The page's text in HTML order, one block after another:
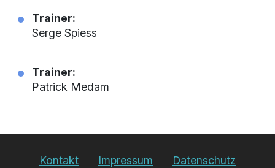
Trainer:
Serge Spiess
Trainer:
Patrick Medam
Kontakt Impressum Datenschutz